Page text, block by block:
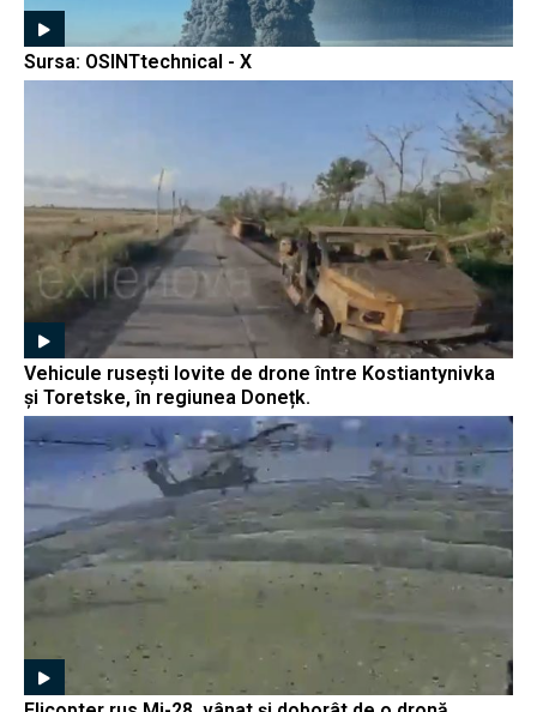
Sursa: OSINTtechnical - X
Vehicule rusești lovite de drone între Kostiantynivka
și Toretske, în regiunea Donețk.